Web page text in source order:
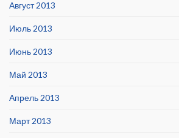
Август 2013
Июль 2013
Июнь 2013
Май 2013
Апрель 2013
Март 2013